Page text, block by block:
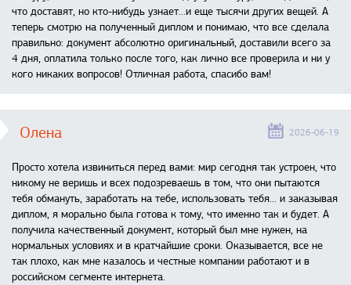
что доставят, но кто-нибудь узнает...и еще тысячи других вещей. А
теперь смотрю на полученный диплом и понимаю, что все сделала
правильно: документ абсолютно оригинальный, доставили всего за
4 дня, оплатила только после того, как лично все проверила и ни у
кого никаких вопросов! Отличная работа, спасибо вам!
Олена 2026-06-19
Просто хотела извиниться перед вами: мир сегодня так устроен, что
никому не веришь и всех подозреваешь в том, что они пытаются
тебя обмануть, заработать на тебе, использовать тебя... и заказывая
диплом, я морально была готова к тому, что именно так и будет. А
получила качественный документ, который был мне нужен, на
нормальных условиях и в кратчайшие сроки. Оказывается, все не
так плохо, как мне казалось и честные компании работают и в
российском сегменте интернета.